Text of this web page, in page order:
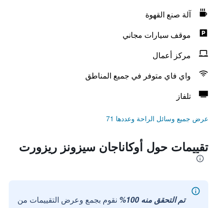
آلة صنع القهوة
موقف سيارات مجاني
مركز أعمال
واي فاي متوفر في جميع المناطق
تلفاز
عرض جميع وسائل الراحة وعددها 71
تقييمات حول أوكاناجان سيزونز ريزورت
تم التحقق منه 100%
نقوم بجمع وعرض التقييمات من